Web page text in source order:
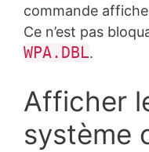
(css)
commande
Ce n’est pas
WPA.DBL.
Afficher
système